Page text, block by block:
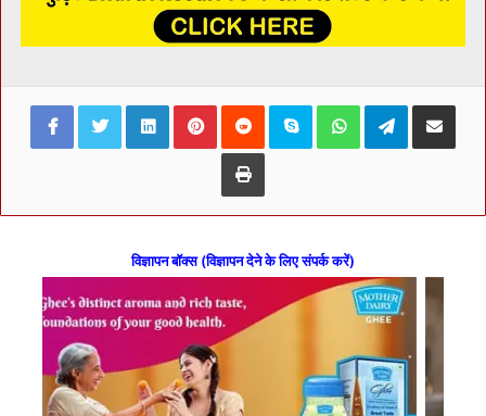
FacebookTwitterLinkedInPinterestReddit Skype WhatsAppTelegramShare via
Print
विज्ञापन बॉक्स (विज्ञापन देने के लिए संपर्क करें)